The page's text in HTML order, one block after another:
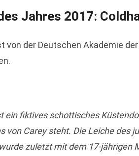
Jahres 2017:
von der Deutschen Akademie
ein fiktives schottisches
von Carey steht. Die Leiche des
zuletzt mit dem 17-jährigen